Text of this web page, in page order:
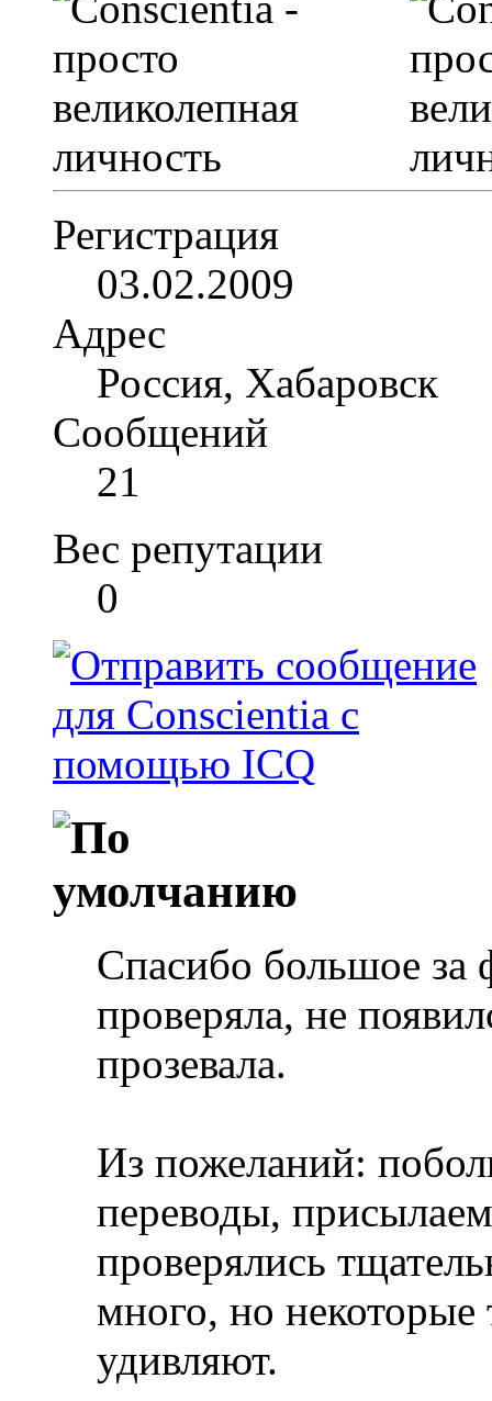
Регистрация
03.02.2009
Адрес
Россия, Хабаровск
Сообщений
21
Вес репутации
0
Спасибо большое
проверяла, не
прозевала.
Из пожеланий:
переводы,
проверялись
много, но некоторые
удивляют.